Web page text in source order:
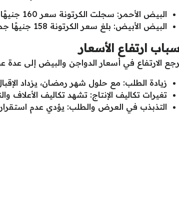
البيض الأحمر: سجلت الكرتونة سعر 160 جنيهًا جملة، وتباع للمستهلكين بسعر 170 جنيهًا.
البيض الأبيض: بلغ سعر الكرتونة 158 جنيهًا جملة، ووصل للمستهلكين بسعر 168 جنيهًا.
ارتفاع الأسعار
الارتفاع في أسعار الدواجن والبيض إلى عدة
زيادة الطلب: مع حلول شهر رمضان، يزداد
تغيرات تكاليف الإنتاج: تشهد تكاليف الأعلاف
التذبذب في العرض والطلب: يؤدي عدم